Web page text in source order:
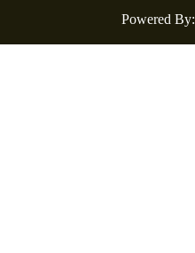
Powered By: